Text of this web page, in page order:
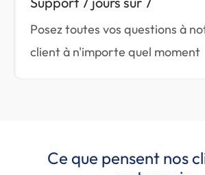
Posez toutes vos questions à
client à n'importe quel moment
Ce que pensent nos